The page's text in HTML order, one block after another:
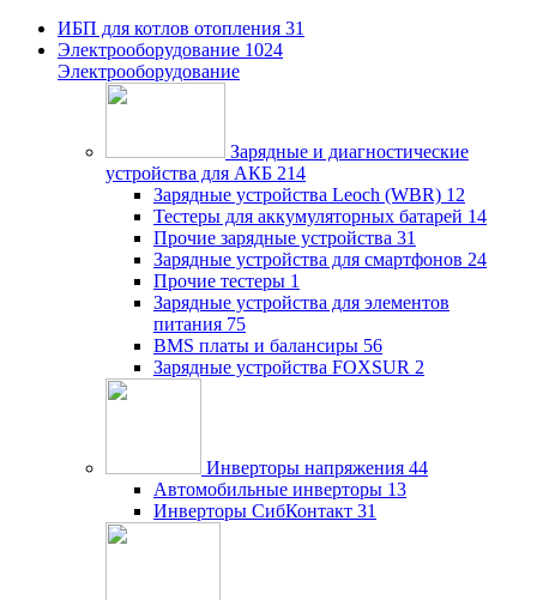
ИБП для котлов отопления 31
Электрооборудование 1024
Электрооборудование
Зарядные и диагностические
устройства для АКБ 214
Зарядные устройства Leoch (WBR) 12
Тестеры для аккумуляторных батарей 14
Прочие зарядные устройства 31
Зарядные устройства для смартфонов 24
Прочие тестеры 1
Зарядные устройства для элементов
питания 75
BMS платы и балансиры 56
Зарядные устройства FOXSUR 2
Инверторы напряжения 44
Автомобильные инверторы 13
Инверторы СибКонтакт 31